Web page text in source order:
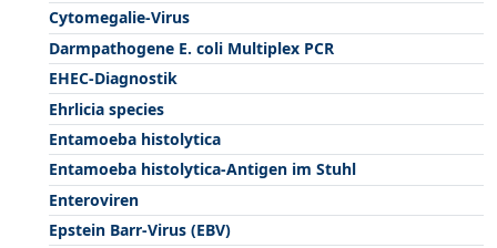
Cytomegalie-Virus
Darmpathogene E. coli Multiplex PCR
EHEC-Diagnostik
Ehrlicia species
Entamoeba histolytica
Entamoeba histolytica-Antigen im Stuhl
Enteroviren
Epstein Barr-Virus (EBV)